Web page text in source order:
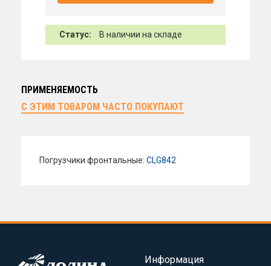
Статус: В наличии на складе
ПРИМЕНЯЕМОСТЬ
С ЭТИМ ТОВАРОМ ЧАСТО ПОКУПАЮТ
Погрузчики фронтальные: CLG842
Информация